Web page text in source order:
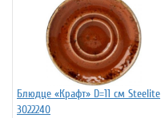
Блюдце «Крафт» D=11 см Steelite
3022240